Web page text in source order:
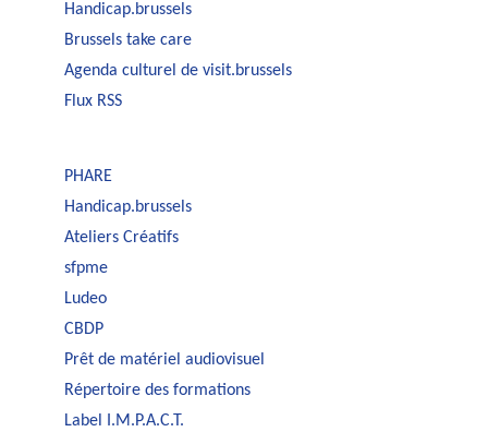
Handicap.brussels
Brussels take care
Agenda culturel de visit.brussels
Flux RSS
PHARE
Handicap.brussels
Ateliers Créatifs
sfpme
Ludeo
CBDP
Prêt de matériel audiovisuel
Répertoire des formations
Label I.M.P.A.C.T.